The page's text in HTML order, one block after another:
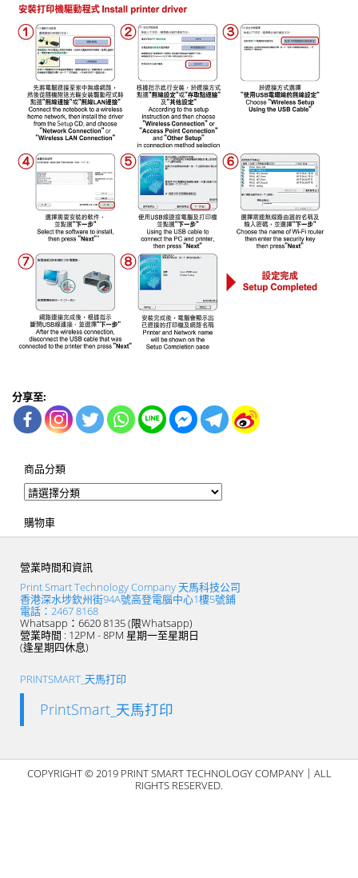
分享至:
商品分類
購物車
營業時間和資訊
Print Smart Technology Company 天馬科技公司
香港深水埗欽州街94A號高登電腦中心1樓5號鋪
電話：2467 8168
Whatsapp：6620 8135 (限Whatsapp)
營業時間 : 12PM - 8PM 星期一至星期日
(逢星期四休息)
PRINTSMART_天馬打印
PrintSmart_天馬打印
COPYRIGHT © 2019 PRINT SMART TECHNOLOGY COMPANY｜ALL
RIGHTS RESERVED.